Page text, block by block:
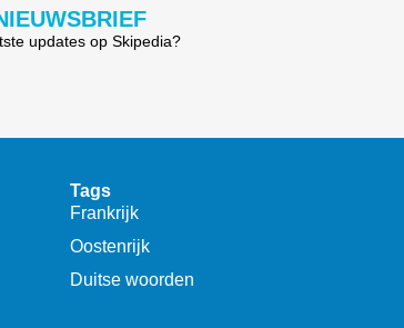
updates op Skipedia?
Tags
Frankrijk
Oostenrijk
Duitse woorden